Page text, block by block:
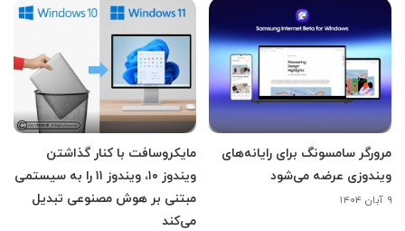
مرورگر سامسونگ برای رایانه‌های
ویندوزی عرضه می‌شود
۹ آبان ۱۴۰۴
مایکروسافت با کنار گذاشتن
ویندوز ۱۰، ویندوز ۱۱ را به سیستمی
مبتنی بر هوش مصنوعی تبدیل
می‌کند